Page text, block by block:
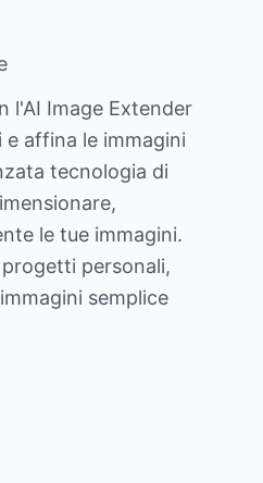
l'AI Image Extender
affina le immagini
tecnologia di
le tue immagini.
personali,
semplice